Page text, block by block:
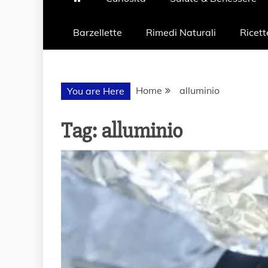
Barzellette Rimedi Naturali
You are Here Home alluminio
Tag:alluminio